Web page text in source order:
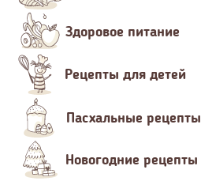
Здоровое питание
Рецепты для детей
Пасхальные рецепты
Новогодние рецепты